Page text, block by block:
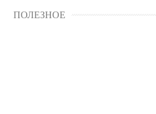
ПОЛЕЗНОЕ